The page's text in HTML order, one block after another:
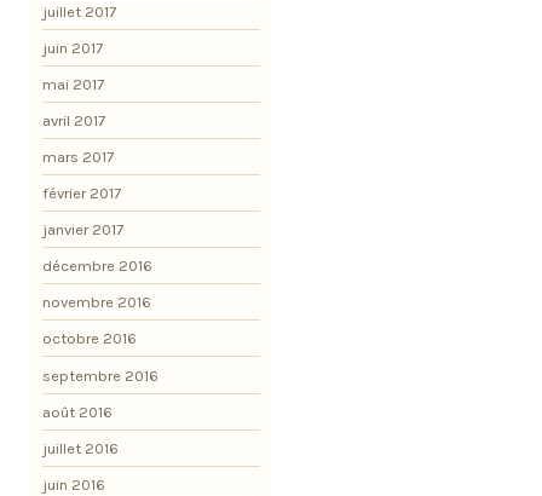
juillet 2017
juin 2017
mai 2017
avril 2017
mars 2017
février 2017
janvier 2017
décembre 2016
novembre 2016
octobre 2016
septembre 2016
août 2016
juillet 2016
juin 2016